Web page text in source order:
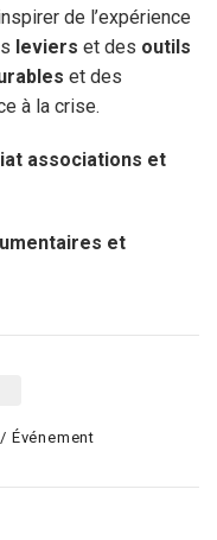
de l’expérience
leviers et des outils
et des
à la crise.
associations et
et
Événement